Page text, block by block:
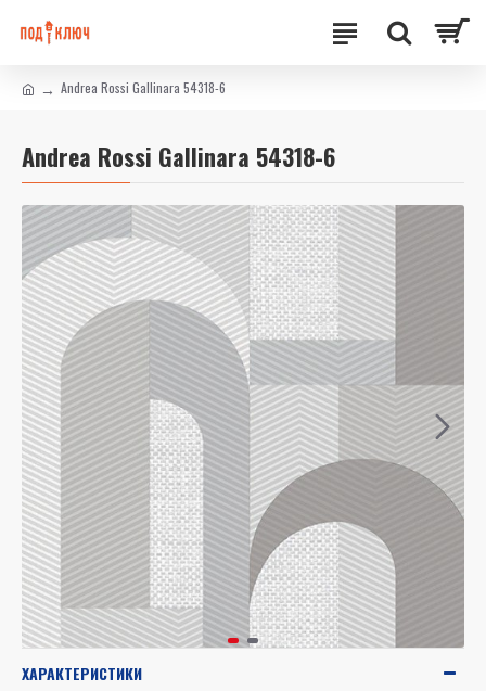
Andrea Rossi Gallinara 54318-6
Andrea Rossi Gallinara 54318-6
ХАРАКТЕРИСТИКИ